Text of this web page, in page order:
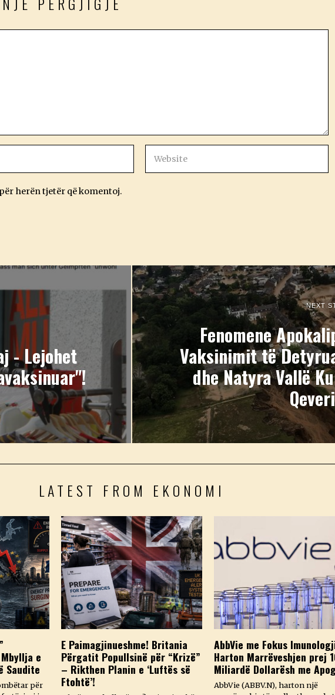
herën tjetër që komentoj.
- Lejohet
NEXT
Fenomene
Vaksinimit të
dhe Natyra Vallë
LATEST FROM EKONOMI
e
Saudite
për
E Paimagjinueshme! Britania
Përgatit Popullsinë për “Krizë”
– Rikthen Planin e ‘Luftës së
Ftohtë’!
AbbVie me Fokus
Harton Marrëveshjen prej
Miliardë Dollarësh me
AbbVie (ABBV.N), harton një